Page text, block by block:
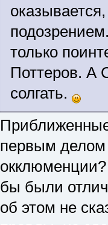
только
Поттеров. А
солгать.
первым делом
бы были
об этом не